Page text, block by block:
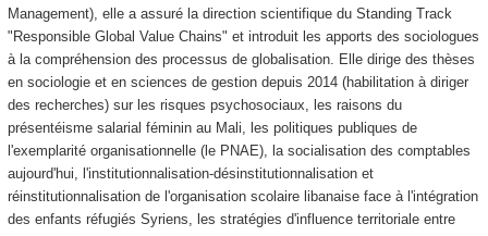
Management), elle a assuré la direction scientifique du Standing Track
"Responsible Global Value Chains" et introduit les apports des sociologues
à la compréhension des processus de globalisation. Elle dirige des thèses
en sociologie et en sciences de gestion depuis 2014 (habilitation à diriger
des recherches) sur les risques psychosociaux, les raisons du
présentéisme salarial féminin au Mali, les politiques publiques de
l'exemplarité organisationnelle (le PNAE), la socialisation des comptables
aujourd'hui, l'institutionnalisation-désinstitutionnalisation et
réinstitutionnalisation de l'organisation scolaire libanaise face à l'intégration
des enfants réfugiés Syriens, les stratégies d'influence territoriale entre